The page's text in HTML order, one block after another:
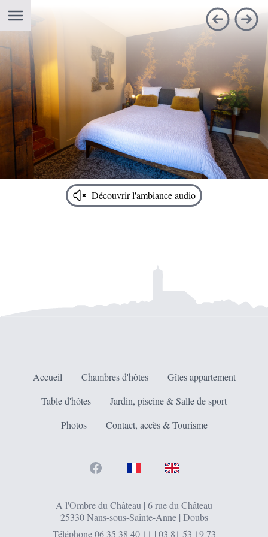
Découvrir l'ambiance audio
Ouvrir la navigation
Accueil Chambres d'hôtes
Gîtes appartement
Table d'hôtes
Jardin, piscine & Salle de sport
Photos
Contact, accès & Tourisme
Facebook FR EN
A l'Ombre du Château | 6 rue du Château
25330 Nans-sous-Sainte-Anne | Doubs
Téléphone06 35 38 40 11 | 03 81 53 19 73